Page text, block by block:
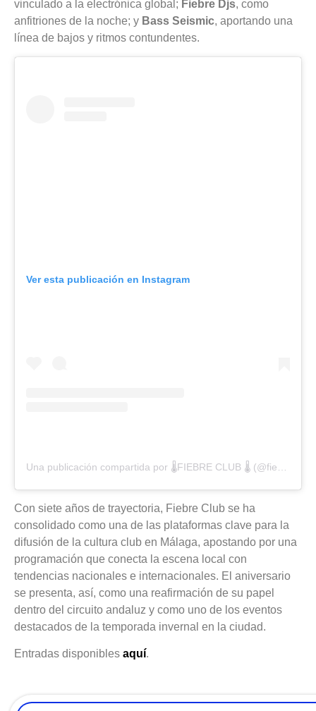
vinculado a la electrónica global; Fiebre Djs, como
anfitriones de la noche; y Bass Seismic, aportando una
línea de bajos y ritmos contundentes.
Ver esta publicación en Instagram
Una publicación compartida por 🌡️FIEBRE CLUB 🌡 (@fiebreclub)
Con siete años de trayectoria, Fiebre Club se ha
consolidado como una de las plataformas clave para la
difusión de la cultura club en Málaga, apostando por una
programación que conecta la escena local con
tendencias nacionales e internacionales. El aniversario
se presenta, así, como una reafirmación de su papel
dentro del circuito andaluz y como uno de los eventos
destacados de la temporada invernal en la ciudad.
Entradas disponibles aquí.